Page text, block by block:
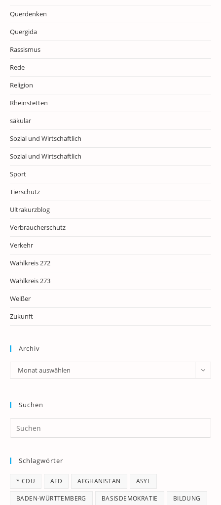
Querdenken
Quergida
Rassismus
Rede
Religion
Rheinstetten
säkular
Sozial und Wirtschaftlich
Sozial und Wirtschaftlich
Sport
Tierschutz
Ultrakurzblog
Verbraucherschutz
Verkehr
Wahlkreis 272
Wahlkreis 273
Weißer
Zukunft
Archiv
Archiv
Monat auswählen
Suchen
Schlagwörter
* CDU AFD AFGHANISTAN ASYL
BADEN-WÜRTTEMBERG BASISDEMOKRATIE BILDUNG